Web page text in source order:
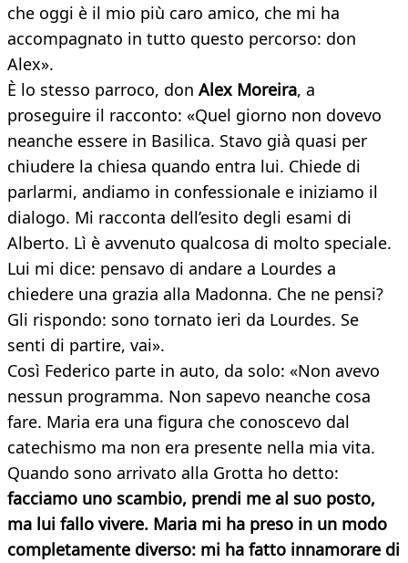
che oggi è il mio più caro amico, che mi ha
accompagnato in tutto questo percorso: don
Alex».
È lo stesso parroco, don Alex Moreira, a
proseguire il racconto: «Quel giorno non dovevo
neanche essere in Basilica. Stavo già quasi per
chiudere la chiesa quando entra lui. Chiede di
parlarmi, andiamo in confessionale e iniziamo il
dialogo. Mi racconta dell’esito degli esami di
Alberto. Lì è avvenuto qualcosa di molto speciale.
Lui mi dice: pensavo di andare a Lourdes a
chiedere una grazia alla Madonna. Che ne pensi?
Gli rispondo: sono tornato ieri da Lourdes. Se
senti di partire, vai».
Così Federico parte in auto, da solo: «Non avevo
nessun programma. Non sapevo neanche cosa
fare. Maria era una figura che conoscevo dal
catechismo ma non era presente nella mia vita.
Quando sono arrivato alla Grotta ho detto:
facciamo uno scambio, prendi me al suo posto,
ma lui fallo vivere. Maria mi ha preso in un modo
completamente diverso: mi ha fatto innamorare di